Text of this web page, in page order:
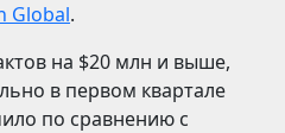
Global.
на $20 млн и выше,
в первом квартале
по сравнению с